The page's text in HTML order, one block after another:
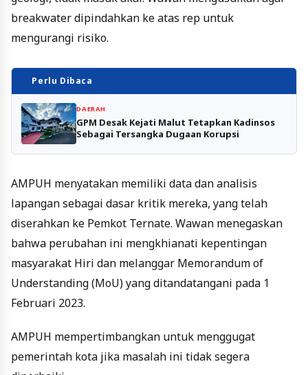
breakwater dipindahkan ke atas rep untuk
mengurangi risiko.
Perlu Dibaca
DAERAH
GPM Desak Kejati Malut Tetapkan Kadinsos
Sebagai Tersangka Dugaan Korupsi
AMPUH menyatakan memiliki data dan analisis
lapangan sebagai dasar kritik mereka, yang telah
diserahkan ke Pemkot Ternate. Wawan menegaskan
bahwa perubahan ini mengkhianati kepentingan
masyarakat Hiri dan melanggar Memorandum of
Understanding (MoU) yang ditandatangani pada 1
Februari 2023.
AMPUH mempertimbangkan untuk menggugat
pemerintah kota jika masalah ini tidak segera